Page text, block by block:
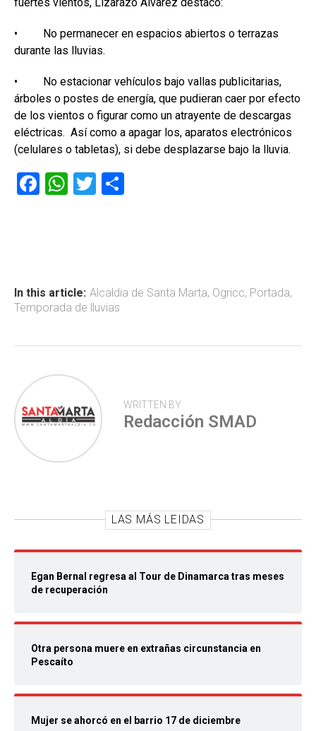
• No permanecer en espacios abiertos o terrazas
durante las lluvias.
• No estacionar vehículos bajo vallas publicitarias,
árboles o postes de energía, que pudieran caer por efecto
de los vientos o figurar como un atrayente de descargas
eléctricas. Así como a apagar los, aparatos electrónicos
(celulares o tabletas), si debe desplazarse bajo la lluvia.
F
ok
W
p
p
T
tir
In this article: Alcaldia de Santa Marta, Ogricc, Portada,
Temporada de lluvias
WRITTEN BY
Redacción SMAD
LAS MÁS LEIDAS
Egan Bernal regresa al Tour de Dinamarca tras meses
de recuperación
Otra persona muere en extrañas circunstancia en
Pescaíto
Mujer se ahorcó en el barrio 17 de diciembre